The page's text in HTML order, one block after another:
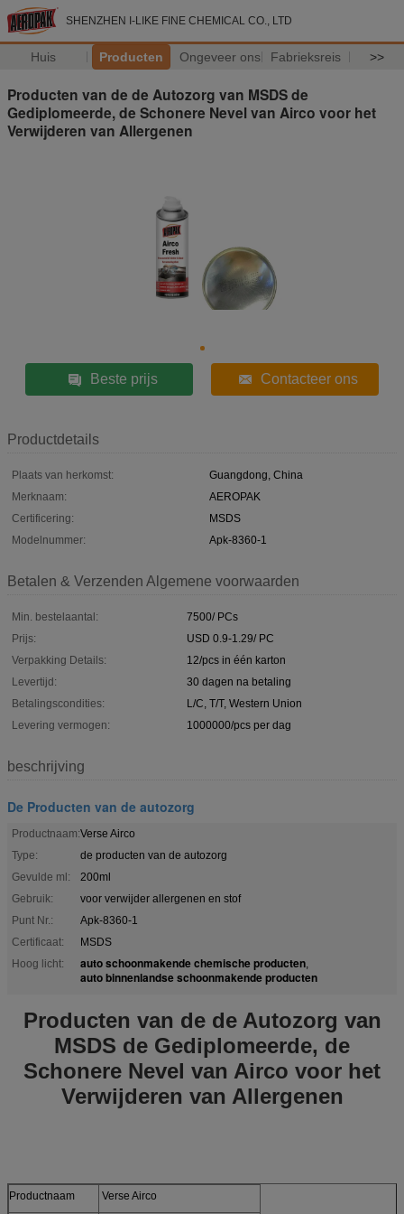
SHENZHEN I-LIKE FINE CHEMICAL CO., LTD
Huis Producten Ongeveer ons Fabrieksreis >>
Producten van de de Autozorg van MSDS de
Gediplomeerde, de Schonere Nevel van Airco voor het
Verwijderen van Allergenen
Beste prijs Contacteer ons
Productdetails
Plaats van herkomst:
Guangdong, China
Merknaam:
AEROPAK
Certificering:
MSDS
Modelnummer:
Apk-8360-1
Betalen & Verzenden Algemene voorwaarden
Min. bestelaantal:
7500/ PCs
Prijs:
USD 0.9-1.29/ PC
Verpakking Details:
12/pcs in één karton
Levertijd:
30 dagen na betaling
Betalingscondities:
L/C, T/T, Western Union
Levering vermogen:
1000000/pcs per dag
beschrijving
De Producten van de autozorg
Productnaam:Verse Airco
Type:
de producten van de autozorg
Gevulde ml:
200ml
Gebruik:
voor verwijder allergenen en stof
Punt Nr.:
Apk-8360-1
Certificaat:
MSDS
Hoog licht:
auto schoonmakende chemische producten,
auto binnenlandse schoonmakende producten
Producten van de de Autozorg van
MSDS de Gediplomeerde, de
Schonere Nevel van Airco voor het
Verwijderen van Allergenen
Productnaam Verse Airco